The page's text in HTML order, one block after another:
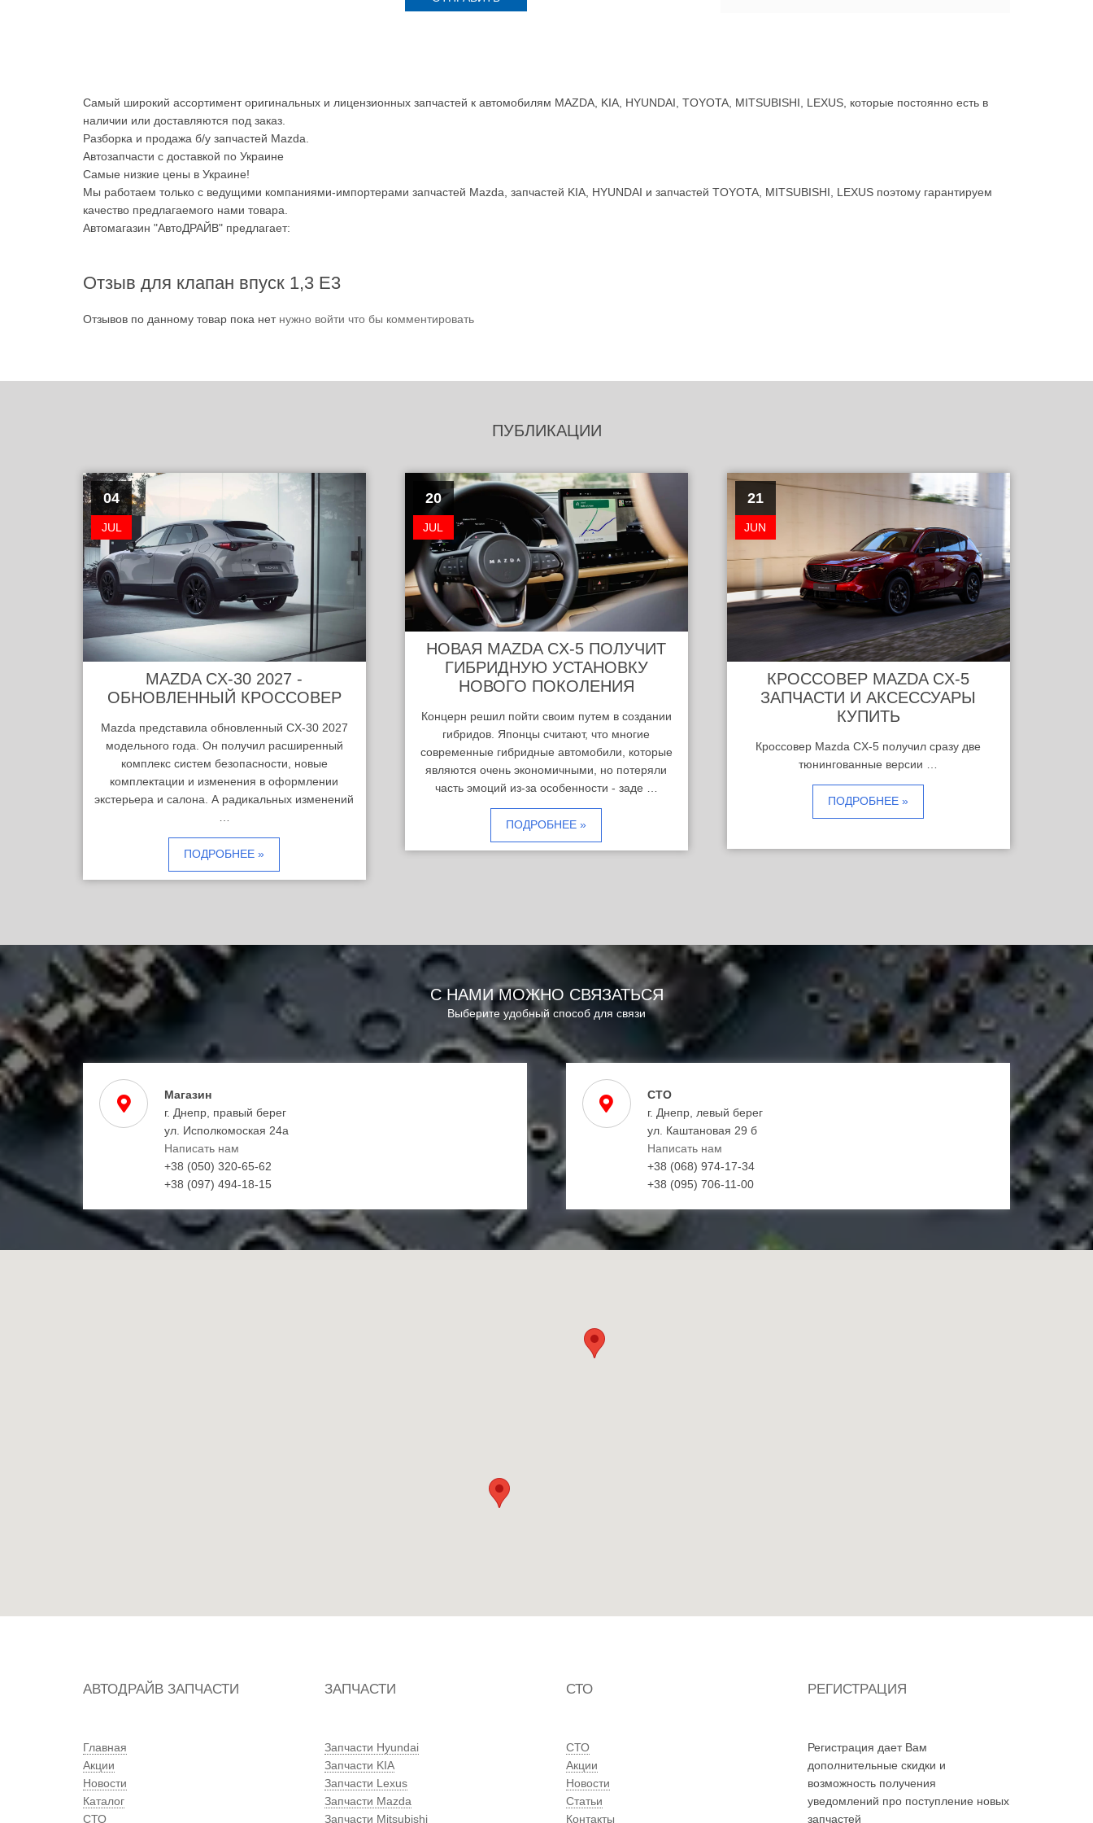
Самый широкий ассортимент оригинальных и лицензионных запчастей к автомобилям MAZDA, KIA, HYUNDAI, TOYOTA, MITSUBISHI, LEXUS, которые постоянно есть в
наличии или доставляются под заказ.
Разборка и продажа б/у запчастей Mazda.
Автозапчасти с доставкой по Украине
Самые низкие цены в Украине!
Мы работаем только с ведущими компаниями-импортерами запчастей Mazda, запчастей KIA, HYUNDAI и запчастей TOYOTA, MITSUBISHI, LEXUS поэтому гарантируем
качество предлагаемого нами товара.
Автомагазин "АвтоДРАЙВ" предлагает:
Отзыв для клапан впуск 1,3 E3
Отзывов по данному товар пока нет нужно войти что бы комментировать
ПУБЛИКАЦИИ
04
JUL
MAZDA CX-30 2027 -
ОБНОВЛЕННЫЙ КРОССОВЕР
Mazda представила обновленный CX-30 2027
модельного года. Он получил расширенный
комплекс систем безопасности, новые
комплектации и изменения в оформлении
экстерьера и салона. А радикальных изменений
ПОДРОБНЕЕ »
20
JUL
НОВАЯ MAZDA CX-5 ПОЛУЧИТ
ГИБРИДНУЮ УСТАНОВКУ
НОВОГО ПОКОЛЕНИЯ
Концерн решил пойти своим путем в создании
гибридов. Японцы считают, что многие
современные гибридные автомобили, которые
являются очень экономичными, но потеряли
часть эмоций из-за особенности - заде …
ПОДРОБНЕЕ »
21
JUN
КРОССОВЕР MAZDA CX-5
ЗАПЧАСТИ И АКСЕССУАРЫ
КУПИТЬ
Кроссовер Mazda CX-5 получил сразу две
тюнингованные версии …
ПОДРОБНЕЕ »
С НАМИ МОЖНО СВЯЗАТЬСЯ
Выберите удобный способ для связи
Магазин
г. Днепр, правый берег
ул. Исполкомоская 24а
Написать нам
+38 (050) 320-65-62
+38 (097) 494-18-15
СТО
г. Днепр, левый берег
ул. Каштановая 29 б
Написать нам
+38 (068) 974-17-34
+38 (095) 706-11-00
АВТОДРАЙВ ЗАПЧАСТИ
Главная
Акции
Новости
Каталог
СТО
ЗАПЧАСТИ
Запчасти Hyundai
Запчасти KIA
Запчасти Lexus
Запчасти Mazda
Запчасти Mitsubishi
СТО
СТО
Акции
Новости
Статьи
Контакты
РЕГИСТРАЦИЯ
Регистрация дает Вам
дополнительные скидки и
возможность получения
уведомлений про поступление новых
запчастей